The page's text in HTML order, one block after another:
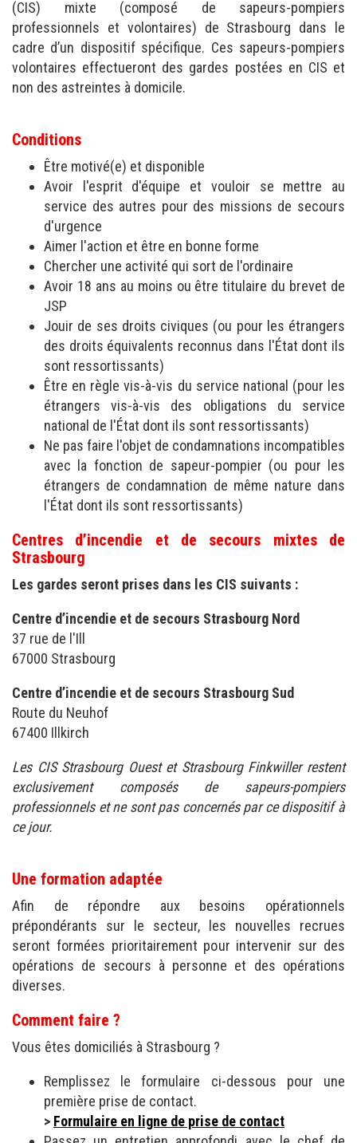
(CIS) mixte (composé de sapeurs-pompiers
professionnels et volontaires) de Strasbourg dans le
cadre d’un dispositif spécifique. Ces sapeurs-pompiers
volontaires effectueront des gardes postées en CIS et
non des astreintes à domicile.
Conditions
Être motivé(e) et disponible
Avoir l'esprit d'équipe et vouloir se mettre au
service des autres pour des missions de secours
d'urgence
Aimer l'action et être en bonne forme
Chercher une activité qui sort de l'ordinaire
Avoir 18 ans au moins ou être titulaire du brevet de
JSP
Jouir de ses droits civiques (ou pour les étrangers
des droits équivalents reconnus dans l'État dont ils
sont ressortissants)
Être en règle vis-à-vis du service national (pour les
étrangers vis-à-vis des obligations du service
national de l'État dont ils sont ressortissants)
Ne pas faire l'objet de condamnations incompatibles
avec la fonction de sapeur-pompier (ou pour les
étrangers de condamnation de même nature dans
l'État dont ils sont ressortissants)
Centres d’incendie et de secours mixtes de
Strasbourg
Les gardes seront prises dans les CIS suivants :
Centre d’incendie et de secours Strasbourg Nord
37 rue de l'Ill
67000 Strasbourg
Centre d’incendie et de secours Strasbourg Sud
Route du Neuhof
67400 Illkirch
Les CIS Strasbourg Ouest et Strasbourg Finkwiller restent
exclusivement composés de sapeurs-pompiers
professionnels et ne sont pas concernés par ce dispositif à
ce jour.
Une formation adaptée
Afin de répondre aux besoins opérationnels
prépondérants sur le secteur, les nouvelles recrues
seront formées prioritairement pour intervenir sur des
opérations de secours à personne et des opérations
diverses.
Comment faire ?
Vous êtes domiciliés à Strasbourg ?
Remplissez le formulaire ci-dessous pour une
première prise de contact.
> Formulaire en ligne de prise de contact